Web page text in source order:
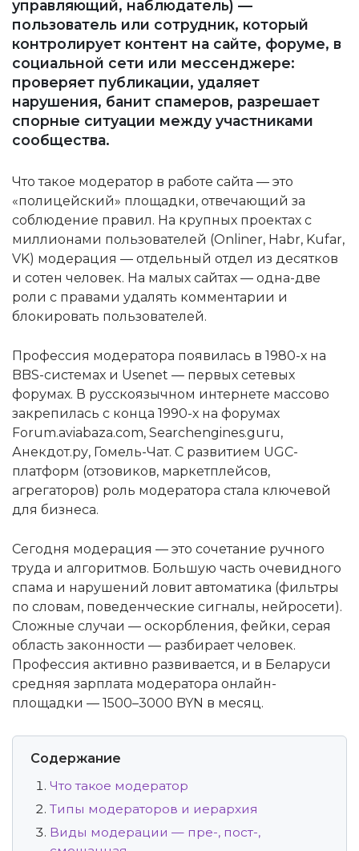
управляющий, наблюдатель) —
пользователь или сотрудник, который
контролирует контент на сайте, форуме, в
социальной сети или мессенджере:
проверяет публикации, удаляет
нарушения, банит спамеров, разрешает
спорные ситуации между участниками
сообщества.
Что такое модератор в работе сайта — это
«полицейский» площадки, отвечающий за
соблюдение правил. На крупных проектах с
миллионами пользователей (Onliner, Habr, Kufar,
VK) модерация — отдельный отдел из десятков
и сотен человек. На малых сайтах — одна-две
роли с правами удалять комментарии и
блокировать пользователей.
Профессия модератора появилась в 1980-х на
BBS-системах и Usenet — первых сетевых
форумах. В русскоязычном интернете массово
закрепилась с конца 1990-х на форумах
Forum.aviabaza.com, Searchengines.guru,
Анекдот.ру, Гомель-Чат. С развитием UGC-
платформ (отзовиков, маркетплейсов,
агрегаторов) роль модератора стала ключевой
для бизнеса.
Сегодня модерация — это сочетание ручного
труда и алгоритмов. Большую часть очевидного
спама и нарушений ловит автоматика (фильтры
по словам, поведенческие сигналы, нейросети).
Сложные случаи — оскорбления, фейки, серая
область законности — разбирает человек.
Профессия активно развивается, и в Беларуси
средняя зарплата модератора онлайн-
площадки — 1500–3000 BYN в месяц.
Содержание
Что такое модератор
Типы модераторов и иерархия
Виды модерации — пре-, пост-,